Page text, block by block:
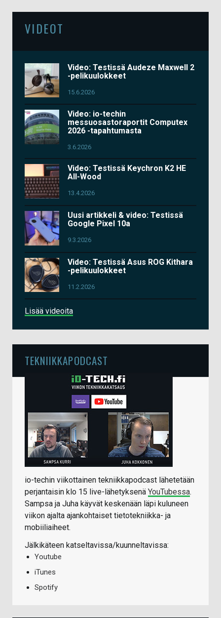
VIDEOT
Video: Testissä Audeze Maxwell 2
-pelikuulokkeet
15.6.2026
Video: io-techin
messuosastoraportit Computex
2026 -tapahtumasta
3.6.2026
Video: Testissä Keychron K2 HE
All-Wood
13.4.2026
Uusi artikkeli & video: Testissä
Google Pixel 10a
9.3.2026
Video: Testissä Asus ROG Kithara
-pelikuulokkeet
11.2.2026
Lisää videoita
TEKNIIKKAPODCAST
io-techin viikottainen tekniikkapodcast lähetetään
perjantaisin klo 15 live-lähetyksenä YouTubessa.
Sampsa ja Juha käyvät keskenään läpi kuluneen
viikon ajalta ajankohtaiset tietotekniikka- ja
mobiiliaiheet.
Jälkikäteen katseltavissa/kuunneltavissa:
Youtube
iTunes
Spotify